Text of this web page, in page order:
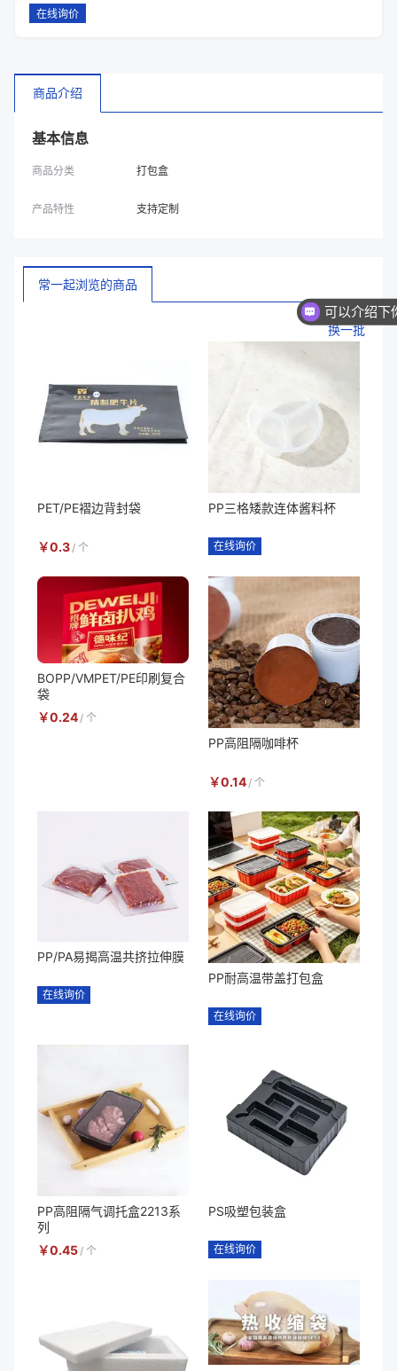
在线询价
商品介绍
基本信息
商品分类 打包盒
产品特性 支持定制
常一起浏览的商品
换一批
PET/PE褶边背封袋
￥0.3/ 个
PP三格矮款连体酱料杯
在线询价
BOPP/VMPET/PE印刷复合
袋
￥0.24 / 个
PP高阻隔咖啡杯
￥0.14/ 个
PP/PA易揭高温共挤拉伸膜
在线询价
PP耐高温带盖打包盒
在线询价
PP高阻隔气调托盒2213系
列
￥0.45/ 个
PS吸塑包装盒
在线询价